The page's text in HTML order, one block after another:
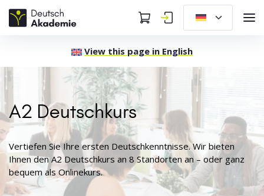
View this page in English
A2 Deutschkurs
Vertiefen Sie Ihre ersten Deutschkenntnisse. Wir bieten
Ihnen den A2 Deutschkurs an 8 Standorten an – oder ganz
bequem als Onlinekurs.